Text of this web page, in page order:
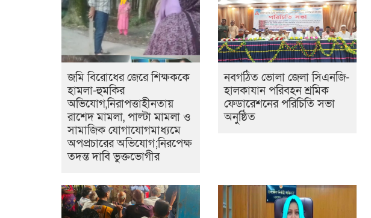
জমি বিরোধের জেরে শিক্ষককে
হামলা-হুমকির
অভিযোগ,নিরাপত্তাহীনতায়
রাশেদ মামলা, পাল্টা মামলা ও
সামাজিক যোগাযোগমাধ্যমে
অপপ্রচারের অভিযোগ;নিরপেক্ষ
তদন্ত দাবি ভুক্তভোগীর
নবগঠিত ভোলা জেলা সিএনজি-
হালকাযান পরিবহন শ্রমিক
ফেডারেশনের পরিচিতি সভা
অনুষ্ঠিত